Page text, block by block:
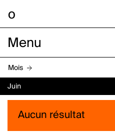
o
Menu
Mois
Juin
Aucun résultat